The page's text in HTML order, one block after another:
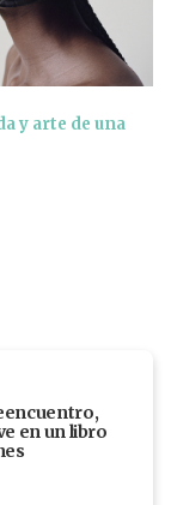
y arte de una
en un libro